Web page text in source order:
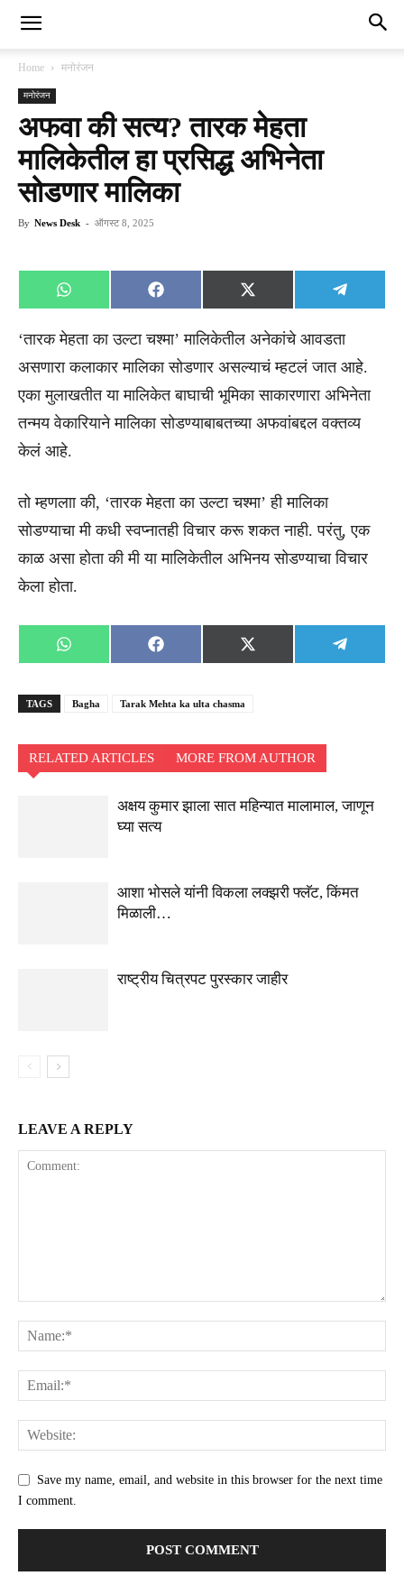
Home मनोरंजन
मनोरंजन
अफवा की सत्य? तारक मेहता
मालिकेतील हा प्रसिद्ध अभिनेता
सोडणार मालिका
By News Desk - ऑगस्ट 8, 2025
Share
on
WhatsApp
Share
on
Facebook
Share
on
X
(Twitter)
Share
on
‘तारक मेहता का उल्टा चश्मा’ मालिकेतील अनेकांचे आवडता
असणारा कलाकार मालिका सोडणार असल्याचं म्हटलं जात आहे.
एका मुलाखतीत या मालिकेत बाघाची भूमिका साकारणारा अभिनेता
तन्मय वेकारियाने मालिका सोडण्याबाबतच्या अफवांबद्दल वक्तव्य
केलं आहे.
तो म्हणलाा की, ‘तारक मेहता का उल्टा चश्मा’ ही मालिका
सोडण्याचा मी कधी स्वप्नातही विचार करू शकत नाही. परंतु, एक
काळ असा होता की मी या मालिकेतील अभिनय सोडण्याचा विचार
केला होता.
Share
on
WhatsApp
Share
on
Facebook
Share
on
X
(Twitter)
Share
on
TAGS Bagha Tarak Mehta ka ulta chasma
RELATED ARTICLES MORE FROM AUTHOR
अक्षय कुमार झाला सात महिन्यात मालामाल, जाणून
घ्या सत्य
आशा भोसले यांनी विकला लक्झरी फ्लॅट, किंमत
मिळाली…
राष्ट्रीय चित्रपट पुरस्कार जाहीर
LEAVE A REPLY
Save my name, email, and website in this browser for the next time
I comment.